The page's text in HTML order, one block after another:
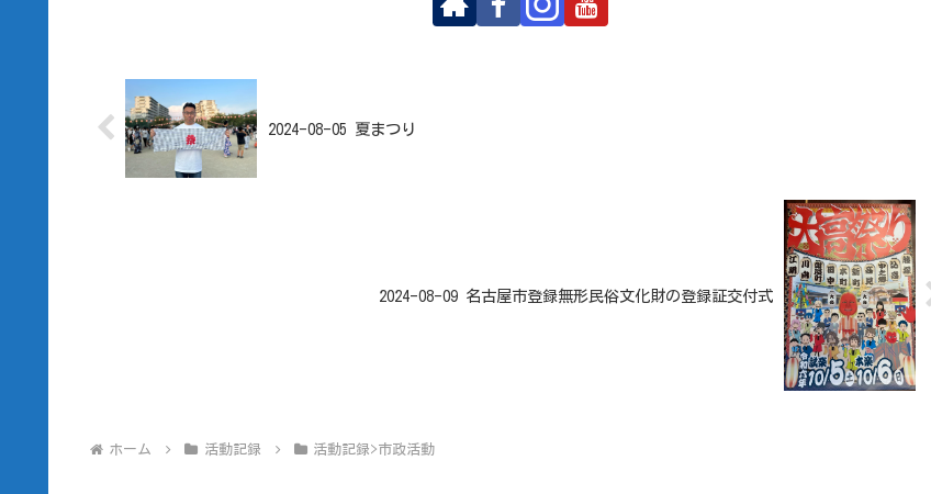
2024-08-05 夏まつり
2024-08-09 名古屋市登録無形民俗文化財の登録証交付式
ホーム 活動記録 活動記録>市政活動